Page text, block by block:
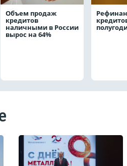
Объем продаж
кредитов
наличными в России
вырос на 64%